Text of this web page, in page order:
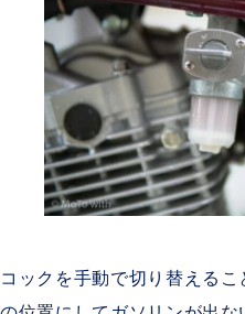
コックを手動で切り替える